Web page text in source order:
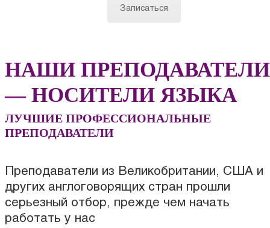
Записаться
НАШИ ПРЕПОДАВАТЕЛИ
— НОСИТЕЛИ ЯЗЫКА
ЛУЧШИЕ ПРОФЕССИОНАЛЬНЫЕ
ПРЕПОДАВАТЕЛИ
Преподаватели из Великобритании, США и
других англоговорящих стран прошли
серьезный отбор, прежде чем начать
работать у нас